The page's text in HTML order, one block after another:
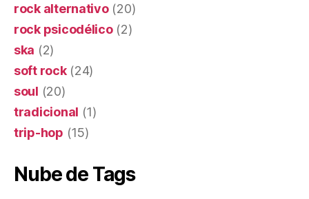
rock alternativo(20)
rock psicodélico(2)
ska (2)
soft rock(24)
soul (20)
tradicional (1)
trip-hop (15)
Nube de Tags